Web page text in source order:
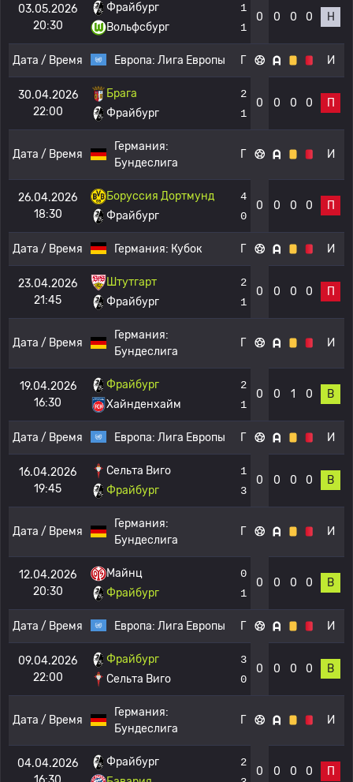
03.05.2026
20:30
Фрайбург
Вольфсбург
1
1
0 0 0 0 Н
Дата / Время Европа: Лига Европы Г И
30.04.2026
22:00
Брага
Фрайбург
2
1
0 0 0 0 П
Дата / Время
Германия:
Бундеслига
Г И
26.04.2026
18:30
Боруссия Дортмунд
Фрайбург
4
0
0 0 0 0 П
Дата / Время Германия: Кубок Г И
23.04.2026
21:45
Штутгарт
Фрайбург
2
1
0 0 0 0 П
Дата / Время
Германия:
Бундеслига
Г И
19.04.2026
16:30
Фрайбург
Хайнденхайм
2
1
0 0 1 0 В
Дата / Время Европа: Лига Европы Г И
16.04.2026
19:45
Сельта Виго
Фрайбург
1
3
0 0 0 0 В
Дата / Время
Германия:
Бундеслига
Г И
12.04.2026
20:30
Майнц
Фрайбург
0
1
0 0 0 0 В
Дата / Время Европа: Лига Европы Г И
09.04.2026
22:00
Фрайбург
Сельта Виго
3
0
0 0 0 0 В
Дата / Время
Германия:
Бундеслига
Г И
04.04.2026
Фрайбург
2
0 0 0 0 П